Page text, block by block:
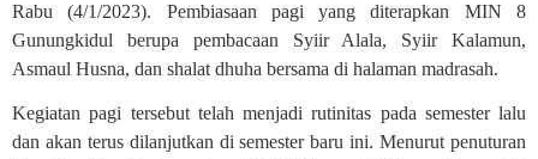
Rabu (4/1/2023). Pembiasaan pagi yang diterapkan MIN 8
Gunungkidul berupa pembacaan Syiir Alala, Syiir Kalamun,
Asmaul Husna, dan shalat dhuha bersama di halaman madrasah.
Kegiatan pagi tersebut telah menjadi rutinitas pada semester lalu
dan akan terus dilanjutkan di semester baru ini. Menurut penuturan